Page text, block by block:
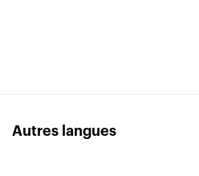
Autres langues